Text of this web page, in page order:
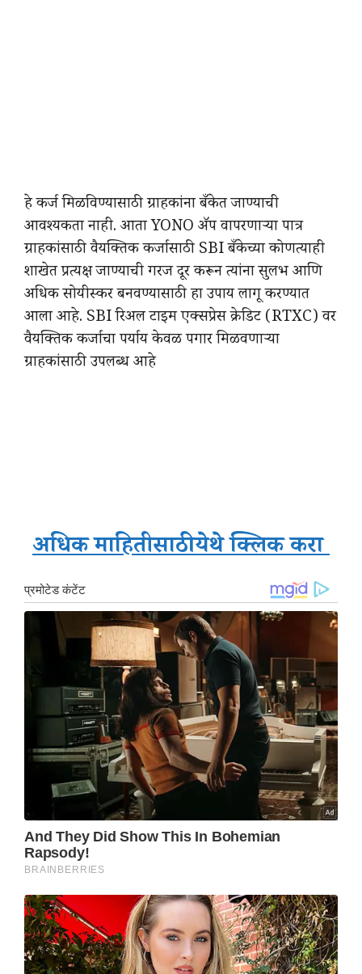
हे कर्ज मिळविण्यासाठी ग्राहकांना बँकेत जाण्याची
आवश्यकता नाही. आता YONO ॲप वापरणाऱ्या पात्र
ग्राहकांसाठी वैयक्तिक कर्जासाठी SBI बँकेच्या कोणत्याही
शाखेत प्रत्यक्ष जाण्याची गरज दूर करून त्यांना सुलभ आणि
अधिक सोयीस्कर बनवण्यासाठी हा उपाय लागू करण्यात
आला आहे. SBI रिअल टाइम एक्सप्रेस क्रेडिट (RTXC) वर
वैयक्तिक कर्जाचा पर्याय केवळ पगार मिळवणाऱ्या
ग्राहकांसाठी उपलब्ध आहे
अधिक माहितीसाठी येथे क्लिक करा